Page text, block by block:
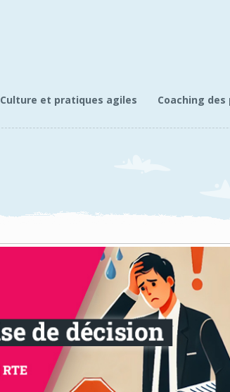
Culture et pratiques agiles Coaching des